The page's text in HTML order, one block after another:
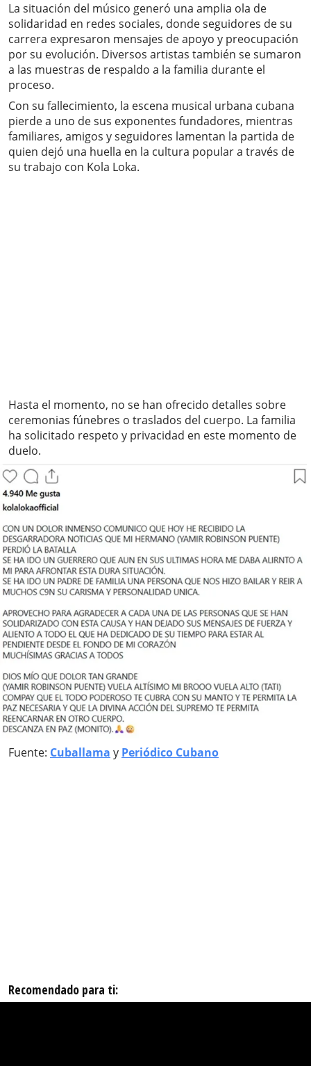
La situación del músico generó una amplia ola de
solidaridad en redes sociales, donde seguidores de su
carrera expresaron mensajes de apoyo y preocupación
por su evolución. Diversos artistas también se sumaron
a las muestras de respaldo a la familia durante el
proceso.
Con su fallecimiento, la escena musical urbana cubana
pierde a uno de sus exponentes fundadores, mientras
familiares, amigos y seguidores lamentan la partida de
quien dejó una huella en la cultura popular a través de
su trabajo con Kola Loka.
Hasta el momento, no se han ofrecido detalles sobre
ceremonias fúnebres o traslados del cuerpo. La familia
ha solicitado respeto y privacidad en este momento de
duelo.
Fuente: Cuballama y Periódico Cubano
Recomendado para ti: